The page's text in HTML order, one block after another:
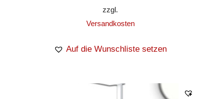
zzgl.
Versandkosten
Auf die Wunschliste setzen